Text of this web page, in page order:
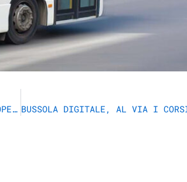
BUL – BANDA ULTRA LARGA. VERIFICA LA COPERTURA NEL TUO COMUNE